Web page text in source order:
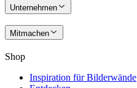
Unternehmen
Mitmachen
Shop
Inspiration für Bilderwände